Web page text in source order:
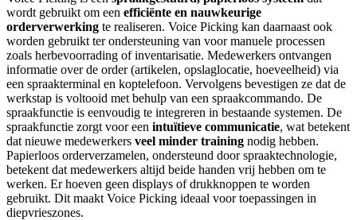
wordt gebruikt om een efficiënte en nauwkeurige
orderverwerking te realiseren. Voice Picking kan daarnaast ook
worden gebruikt ter ondersteuning van voor manuele processen
zoals herbevoorrading of inventarisatie. Medewerkers ontvangen
informatie over de order (artikelen, opslaglocatie, hoeveelheid) via
een spraakterminal en koptelefoon. Vervolgens bevestigen ze dat de
werkstap is voltooid met behulp van een spraakcommando. De
spraakfunctie is eenvoudig te integreren in bestaande systemen. De
spraakfunctie zorgt voor een intuïtieve communicatie, wat betekent
dat nieuwe medewerkers veel minder training nodig hebben.
Papierloos orderverzamelen, ondersteund door spraaktechnologie,
betekent dat medewerkers altijd beide handen vrij hebben om te
werken. Er hoeven geen displays of drukknoppen te worden
gebruikt. Dit maakt Voice Picking ideaal voor toepassingen in
diepvrieszones.